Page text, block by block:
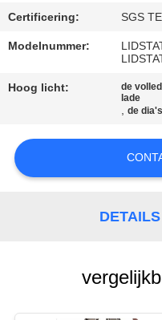
NIEUWS
POLICY
Certificering: SGS
Modelnummer:
Hoog licht:
de
lade
,de